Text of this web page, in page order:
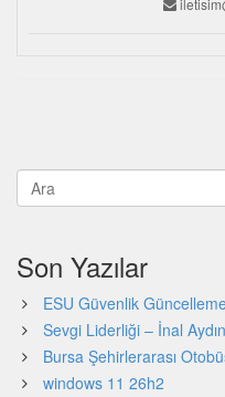
Son Yazılar
ESU Güvenlik
Sevgi Liderliği – İnal
Bursa Şehirlerarası
windows 11 26h2